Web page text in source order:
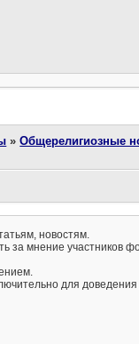
»Общерелигиозные
новостям.
за мнение участников
для